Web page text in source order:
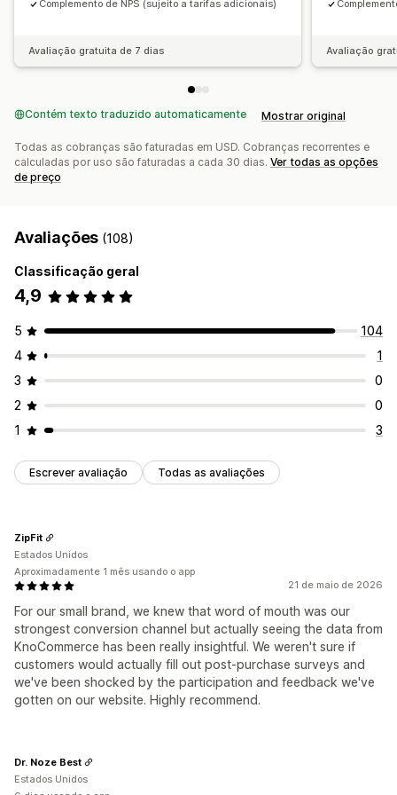
Painel de controle de análises Valores de referência
Análise histórica
Complemento de NPS (sujeito a tarifas adicionais)
Avaliação gratuita de 7 dias Avaliação
Contém texto traduzido automaticamente Mostrar original
Todas as cobranças são faturadas em USD. Cobranças recorrentes e
calculadas por uso são faturadas a cada 30 dias. Ver todas as opções
de preço
Avaliações (108)
Classificação geral
4,9
5
104
4
1
3
0
2
0
1
3
Escrever avaliação Todas as avaliações
21 de maio de 2026
For our small brand, we knew that word of mouth was our
strongest conversion channel but actually seeing the data from
KnoCommerce has been really insightful. We weren't sure if
customers would actually fill out post-purchase surveys and
we've been shocked by the participation and feedback we've
gotten on our website. Highly recommend.
ZipFit
Estados Unidos
Aproximadamente 1 mês usando o app
Dr. Noze Best
Estados Unidos